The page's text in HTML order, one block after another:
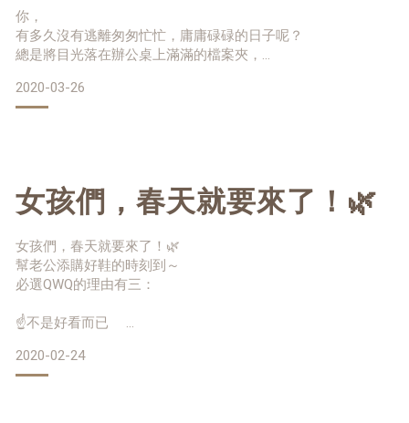
你，
有多久沒有逃離匆匆忙忙，庸庸碌碌的日子呢？
總是將目光落在辦公桌上滿滿的檔案夾，
有多久沒有好好看看自己，看看身邊的人呢？
餘光民宿安安靜靜的坐落在漁光島身邊，
以最貼合自然生態的體貼，帶給來來往往的旅客一段邂逅。
若照著自己的步調度過一段美好時光，
必能滿載而歸吧！
記得帶上一只筆，隨
2020-03-26
女孩們，春天就要來了！🌿
女孩們，春天就要來了！🌿
幫老公添購好鞋的時刻到～
必選QWQ的理由有三：
☝不是好看而已
符合你個人特色的圖面上百張任選
2020-02-24